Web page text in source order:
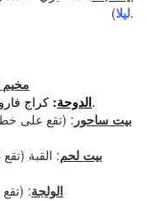
ليلا).
مخيم
الدوحة:
كراج فاروق - شارع القدس الخليل - حارة الجورية.
بيت ساحور : (تقع على خط
بيت لحم: القبة
الولجة